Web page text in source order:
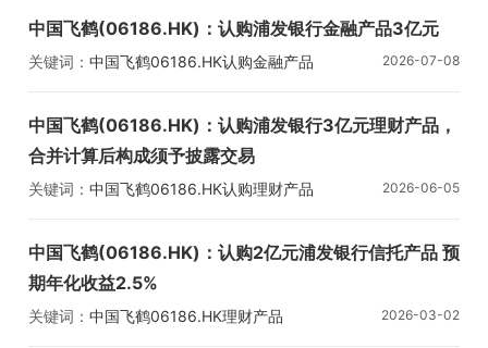
中国飞鹤(06186.HK)：认购浦发银行金融产品3亿元
关键词： 中国飞鹤06186.HK认购金融产品 2026-07-08
中国飞鹤(06186.HK)：认购浦发银行3亿元理财产品，
合并计算后构成须予披露交易
关键词： 中国飞鹤06186.HK认购理财产品 2026-06-05
中国飞鹤(06186.HK)：认购2亿元浦发银行信托产品 预
期年化收益2.5%
关键词： 中国飞鹤06186.HK理财产品 2026-03-02